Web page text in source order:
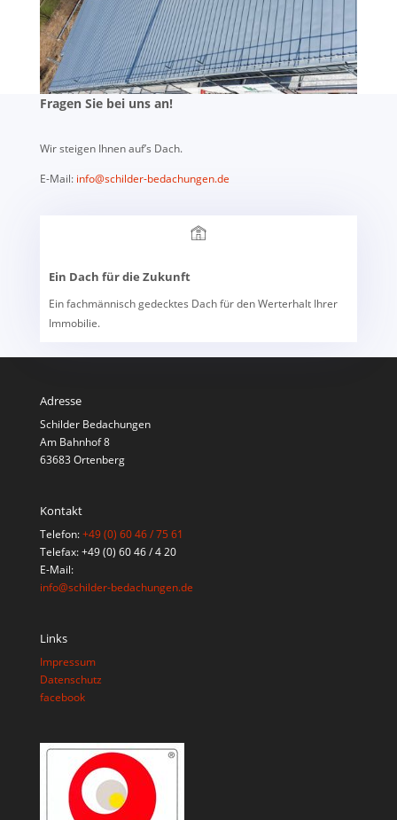
Fragen Sie bei uns an!
Wir steigen Ihnen auf’s Dach.
E-Mail: info@schilder-bedachungen.de
Ein Dach für die Zukunft
Ein fachmännisch gedecktes Dach für den Werterhalt Ihrer
Immobilie.
Adresse
Schilder Bedachungen
Am Bahnhof 8
63683 Ortenberg
Kontakt
Telefon:+49 (0) 60 46 / 75 61
Telefax: +49 (0) 60 46 / 4 20
E-Mail:
info@schilder-bedachungen.de
Links
Impressum
Datenschutz
facebook